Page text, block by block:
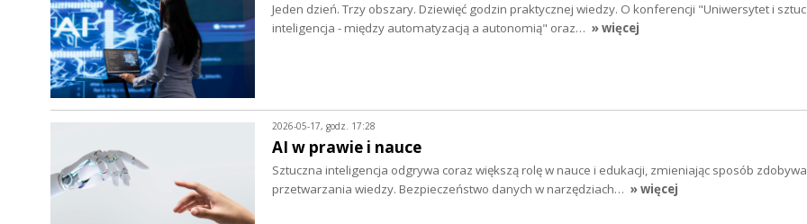
Jeden dzień. Trzy obszary. Dziewięć godzin praktycznej wiedzy. O konferencji "Uniwersytet i
inteligencja - między automatyzacją a autonomią" oraz… » więcej
2026-05-17, godz. 17:28
AI w prawie i nauce
Sztuczna inteligencja odgrywa coraz większą rolę w nauce i edukacji, zmieniając sposób
przetwarzania wiedzy. Bezpieczeństwo danych w narzędziach… » więcej